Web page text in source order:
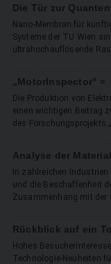
Die Tür zur
Nano-Membran für
Systeme der TU Wien
ultrahoch­auflösende
„MotorInspector“ »
Die Produktion von
einen­ ­wichtigen Beitrag
des ­Forschungsprojekts
Analyse der
In zahlreichen
und die Beschaffenheit
Zusammenhang mit der
Rückblick auf ein
Hohes
Technologie-Neuheiten